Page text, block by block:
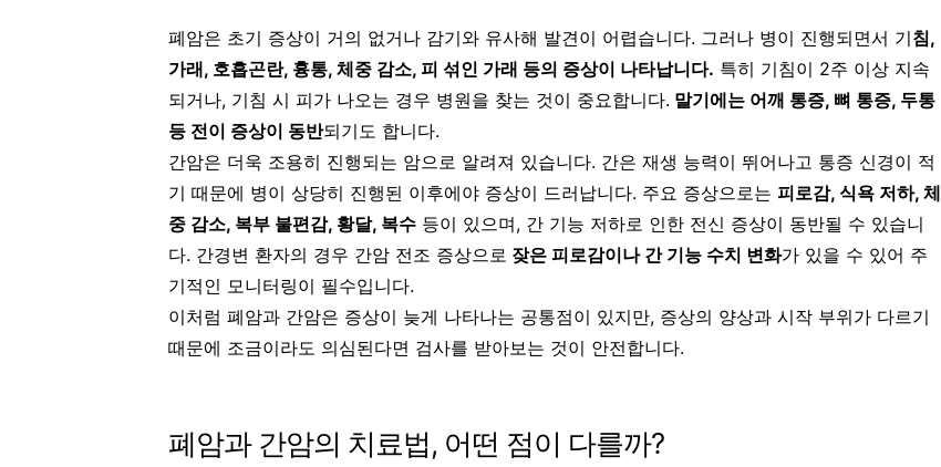
폐암은 초기 증상이 거의 없거나 감기와 유사해 발견이 어렵습니다. 그러나 병이 진행되면서 기침,
가래, 호흡곤란, 흉통, 체중 감소, 피 섞인 가래 등의 증상이 나타납니다. 특히 기침이 2주 이상 지속
되거나, 기침 시 피가 나오는 경우 병원을 찾는 것이 중요합니다. 말기에는 어깨 통증, 뼈 통증, 두통
등 전이 증상이 동반되기도 합니다.
간암은 더욱 조용히 진행되는 암으로 알려져 있습니다. 간은 재생 능력이 뛰어나고 통증 신경이 적
기 때문에 병이 상당히 진행된 이후에야 증상이 드러납니다. 주요 증상으로는 피로감, 식욕 저하, 체
중 감소, 복부 불편감, 황달, 복수 등이 있으며, 간 기능 저하로 인한 전신 증상이 동반될 수 있습니
다. 간경변 환자의 경우 간암 전조 증상으로 잦은 피로감이나 간 기능 수치 변화가 있을 수 있어 주
기적인 모니터링이 필수입니다.
이처럼 폐암과 간암은 증상이 늦게 나타나는 공통점이 있지만, 증상의 양상과 시작 부위가 다르기
때문에 조금이라도 의심된다면 검사를 받아보는 것이 안전합니다.
폐암과 간암의 치료법, 어떤 점이 다를까?